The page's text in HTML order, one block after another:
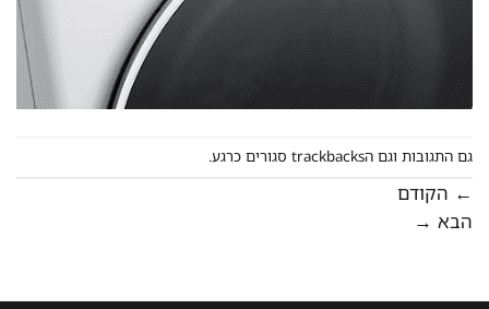
גם התגובות וגם הtrackbacks סגורים כרגע.
← הקודם
הבא →